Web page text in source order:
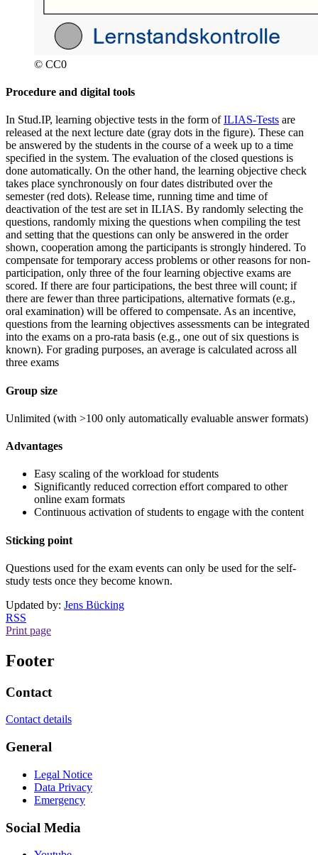
© CC0
Procedure and digital tools
In Stud.IP, learning objective tests in the form ofILIAS-Tests are
released at the next lecture date (gray dots in the figure). These can
be answered by the students in the course of a week up to a time
specified in the system. The evaluation of the closed questions is
done automatically. On the other hand, the learning objective check
takes place synchronously on four dates distributed over the
semester (red dots). Release time, running time and time of
deactivation of the test are set in ILIAS. By randomly selecting the
questions, randomly mixing the questions when compiling the test
and setting that the questions can only be answered in the order
shown, cooperation among the participants is strongly hindered. To
compensate for temporary access problems or other reasons for non-
participation, only three of the four learning objective exams are
scored. If there are four participations, the best three will count; if
there are fewer than three participations, alternative formats (e.g.,
oral examination) will be offered to compensate. As an incentive,
questions from the learning objectives assessments can be integrated
into the exams on a pro-rata basis (e.g., one out of six questions is
known). For grading purposes, an average is calculated across all
three exams
Group size
Unlimited (with >100 only automatically evaluable answer formats)
Advantages
Easy scaling of the workload for students
Significantly reduced correction effort compared to other
online exam formats
Continuous activation of students to engage with the content
Sticking point
Questions used for the exam events can only be used for the self-
study tests once they become known.
Updated by: Jens Bücking
RSS
Print page
Footer
Contact
Contact details
General
Legal Notice
Data Privacy
Emergency
Social Media